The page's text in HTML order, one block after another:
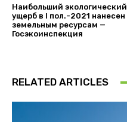
Наибольший экологический
ущерб в I пол.-2021 нанесен
земельным ресурсам —
Госэкоинспекция
RELATED ARTICLES